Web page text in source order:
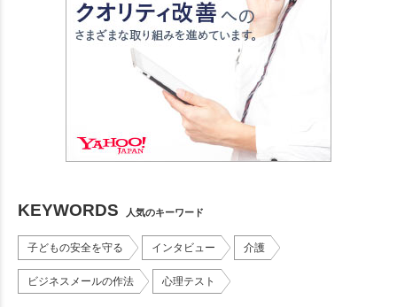
KEYWORDS 人気のキーワード
子どもの安全を守る インタビュー 介護
ビジネスメールの作法 心理テスト